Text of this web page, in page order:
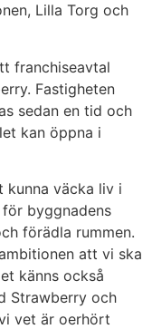
Lilla Torg och
franchiseavtal
Fastigheten
sedan en tid och
kan öppna i
kunna väcka liv i
byggnadens
förädla rummen.
att vi ska
känns också
Strawberry och
vet är oerhört